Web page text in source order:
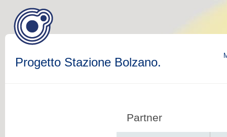
Progetto Stazione Bolzano.
Partner